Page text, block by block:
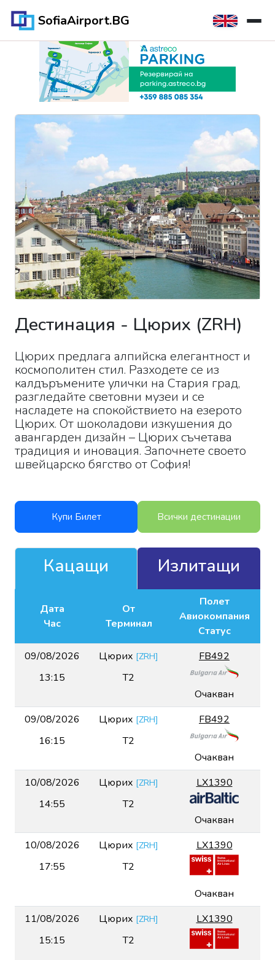
SofiaAirport.BG
Дестинация - Цюрих (ZRH)
Цюрих предлага алпийска елегантност и
космополитен стил. Разходете се из
калдъръмените улички на Стария град,
разгледайте световни музеи и се
насладете на спокойствието на езерото
Цюрих. От шоколадови изкушения до
авангарден дизайн – Цюрих съчетава
традиция и иновация. Започнете своето
швейцарско бягство от София!
Купи Билет Всички дестинации
Кацащи Излитащи
Дата
Час
От
Терминал
Полет
Авиокомпания
Статус
09/08/2026
13:15
Цюрих [ZRH]
T2
FB492
Очакван
09/08/2026
16:15
Цюрих [ZRH]
T2
FB492
Очакван
10/08/2026
14:55
Цюрих [ZRH]
T2
LX1390
Очакван
10/08/2026
17:55
Цюрих [ZRH]
T2
LX1390
Очакван
11/08/2026
15:15
Цюрих [ZRH]
T2
LX1390